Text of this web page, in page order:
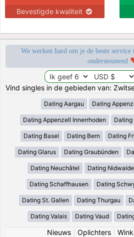
Bevestigde kwaliteit
We werken hard om je de beste
ondersteunend
Vind singles in de gebieden van:
Dating Aargau Dating
Dating Appenzell Innerrhoden Dating
Dating Basel Dating Bern Dating
Dating Glarus Dating Graubünden
Dating Neuchâtel Dating
Dating Schaffhausen Dating
Dating St. Gallen Dating Thurgau
Dating Valais Dating Vaud
Nieuws| Oplichters|